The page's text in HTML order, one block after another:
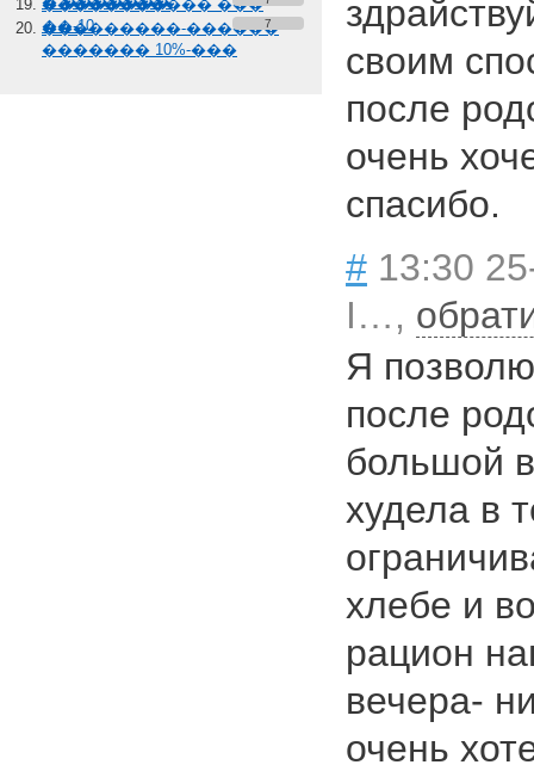
����������� ���
��-10
���������-������
������� 10%-���
7
своим
после
очень
спасибо.
# 13:30
I…,
Я позволю
после
большой
худела в
хлебе и
рацион
вечера-
очень